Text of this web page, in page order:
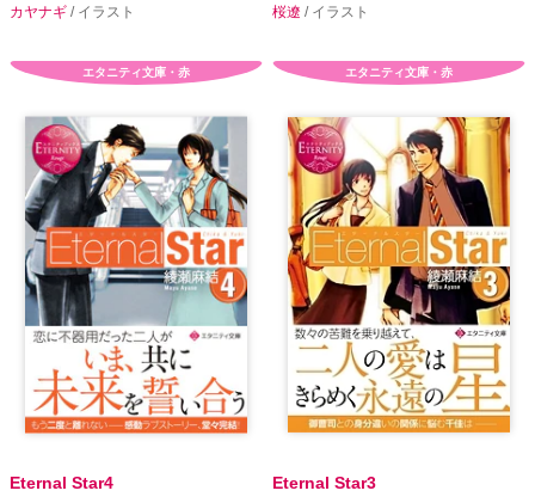
カヤナギ / イラスト
桜遼 / イラスト
エタニティ文庫・赤
Eternal Star4
エタニティ文庫・赤
Eternal Star3